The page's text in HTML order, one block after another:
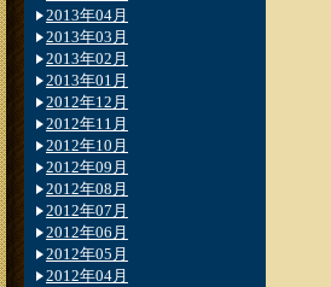
2013年04月
2013年03月
2013年02月
2013年01月
2012年12月
2012年11月
2012年10月
2012年09月
2012年08月
2012年07月
2012年06月
2012年05月
2012年04月